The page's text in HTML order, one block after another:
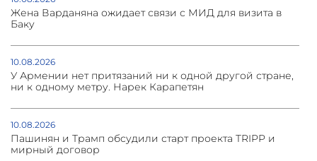
Жена Варданяна ожидает связи с МИД для визита в
Баку
10.08.2026
У Армении нет притязаний ни к одной другой стране,
ни к одному метру. Нарек Карапетян
10.08.2026
Пашинян и Трамп обсудили старт проекта TRIPP и
мирный договор